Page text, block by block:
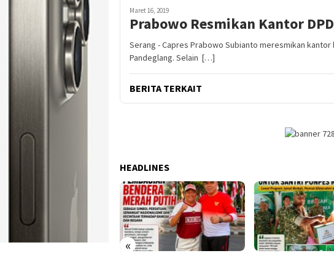
Maret 16, 2019
Prabowo Resmikan Kantor
Serang - Capres Prabowo Subianto meresmikan kantor
Pandeglang. Selain […]
BERITA TERKAIT
HEADLINES
«